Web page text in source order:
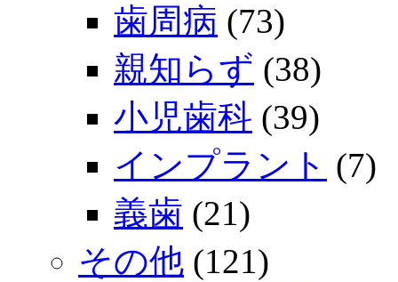
歯周病 (73)
親知らず (38)
小児歯科 (39)
インプラント (7)
義歯 (21)
その他 (121)